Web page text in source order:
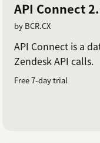
API Connect
by BCR.CX
API Connect is a
Zendesk API calls.
Free 7-day trial